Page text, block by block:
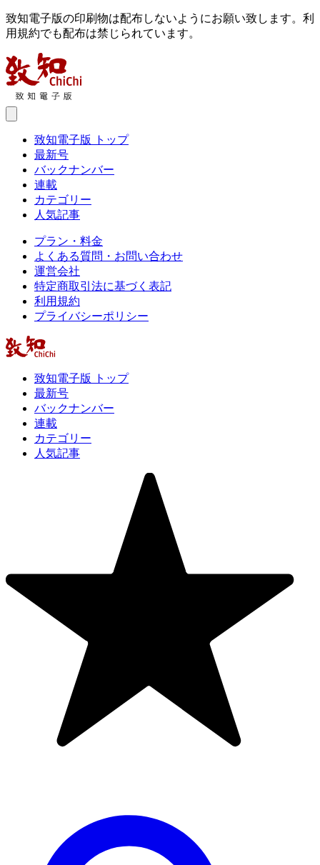
致知電子版の印刷物は配布しないようにお願い致します。利
用規約でも配布は禁じられています。
致知電子版 トップ
最新号
バックナンバー
連載
カテゴリー
人気記事
プラン・料金
よくある質問・お問い合わせ
運営会社
特定商取引法に基づく表記
利用規約
プライバシーポリシー
致知電子版 トップ
最新号
バックナンバー
連載
カテゴリー
人気記事